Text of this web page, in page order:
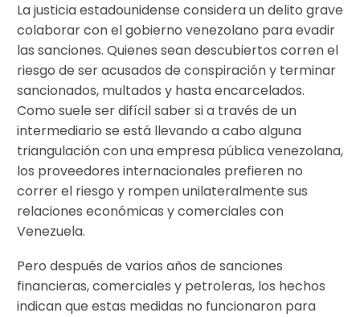
La justicia estadounidense considera un delito grave
colaborar con el gobierno venezolano para evadir
las sanciones. Quienes sean descubiertos corren el
riesgo de ser acusados de conspiración y terminar
sancionados, multados y hasta encarcelados.
Como suele ser difícil saber si a través de un
intermediario se está llevando a cabo alguna
triangulación con una empresa pública venezolana,
los proveedores internacionales prefieren no
correr el riesgo y rompen unilateralmente sus
relaciones económicas y comerciales con
Venezuela.
Pero después de varios años de sanciones
financieras, comerciales y petroleras, los hechos
indican que estas medidas no funcionaron para